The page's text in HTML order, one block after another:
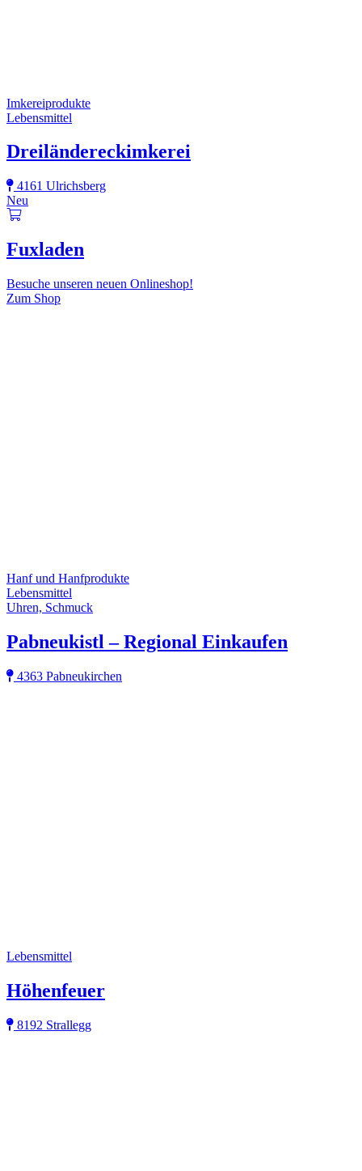
Imkereiprodukte
Lebensmittel
Dreiländereckimkerei
4161 Ulrichsberg
Neu
Fuxladen
Besuche unseren neuen Onlineshop!
Zum Shop
Hanf und Hanfprodukte
Lebensmittel
Uhren, Schmuck
Pabneukistl – Regional Einkaufen
4363 Pabneukirchen
Lebensmittel
Höhenfeuer
8192 Strallegg